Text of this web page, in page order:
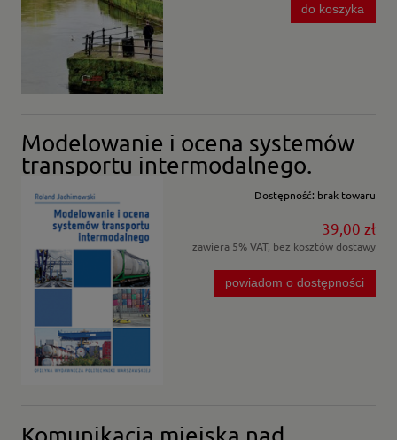
do koszyka
Modelowanie i ocena systemów
transportu intermodalnego.
Dostępność: brak towaru
39,00 zł
zawiera 5% VAT, bez kosztów dostawy
powiadom o dostępności